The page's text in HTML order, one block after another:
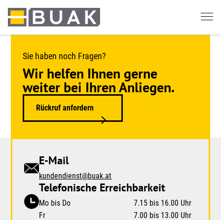
Springe
zum
Sie haben noch Fragen?
Wir helfen Ihnen gerne
weiter bei Ihren Anliegen.
Rückruf anfordern
E-Mail
kundendienst@buak.at
Telefonische Erreichbarkeit
Mo bis Do
7.15 bis 16.00 Uhr
Fr
7.00 bis 13.00 Uhr